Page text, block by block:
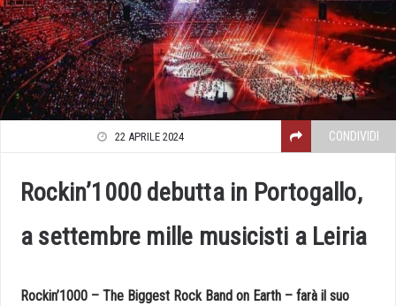
22 APRILE 2024 CONDIVIDI
Rockin’1000 debutta in Portogallo,
a settembre mille musicisti a Leiria
Rockin’1000 – The Biggest Rock Band on Earth – farà il suo